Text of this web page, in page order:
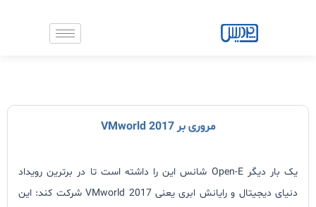
مروری بر VMworld 2017
یک بار دیگر Open-E شانس این را داشته است تا در برترین رویداد
دنیای دیجیتال و رایانش ابری یعنی VMworld 2017 شرکت کند: این